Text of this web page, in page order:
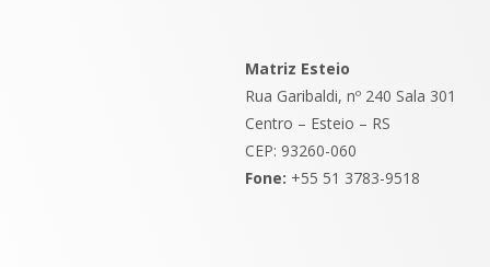
Matriz Esteio
Rua Garibaldi, nº 240 Sala 301
Centro – Esteio – RS
CEP: 93260-060
Fone: +55 51 3783-9518